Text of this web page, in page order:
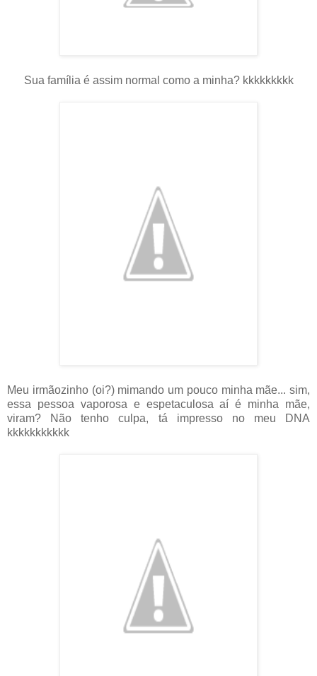
Sua família é assim normal como a minha? kkkkkkkkk
Meu irmãozinho (oi?) mimando um pouco minha mãe... sim,
essa pessoa vaporosa e espetaculosa aí é minha mãe,
viram? Não tenho culpa, tá impresso no meu DNA
kkkkkkkkkkk